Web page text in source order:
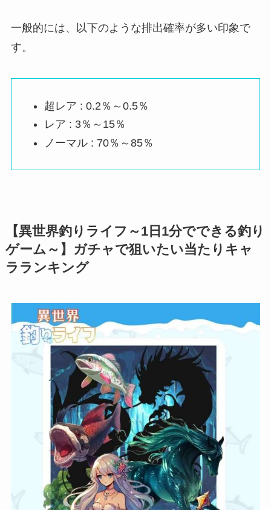
一般的には、以下のような排出確率が多い印象で
す。
超レア : 0.2％～0.5％
レア : 3％～15％
ノーマル : 70％～85％
【異世界釣りライフ～1日1分でできる釣り
ゲーム～】ガチャで狙いたい当たりキャ
ラランキング